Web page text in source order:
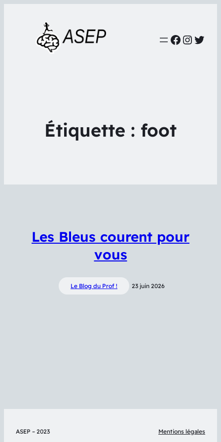
Étiquette : foot
Les Bleus courent pour
vous
Le Blog du Prof ! 23 juin 2026
ASEP – 2023 Mentions légales